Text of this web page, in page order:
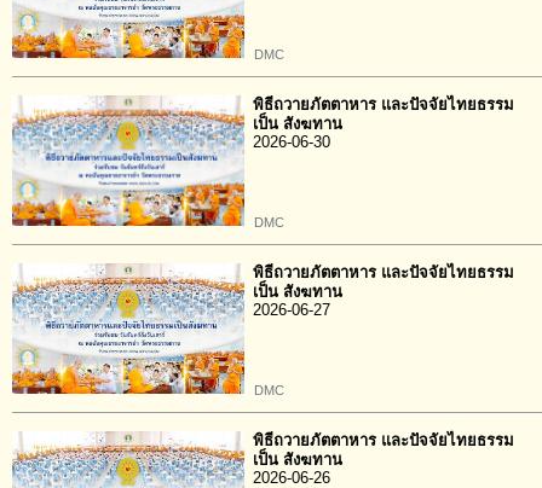
DMC
พิธีถวายภัตตาหาร และปัจจัยไทยธรรม
เป็น สังฆทาน
2026-06-30
DMC
พิธีถวายภัตตาหาร และปัจจัยไทยธรรม
เป็น สังฆทาน
2026-06-27
DMC
พิธีถวายภัตตาหาร และปัจจัยไทยธรรม
เป็น สังฆทาน
2026-06-26